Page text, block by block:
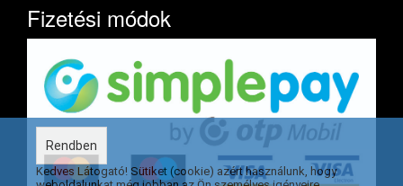
Fizetési módok
Rendben
Kedves Látogató! Sütiket (cookie) azért használunk, hogy